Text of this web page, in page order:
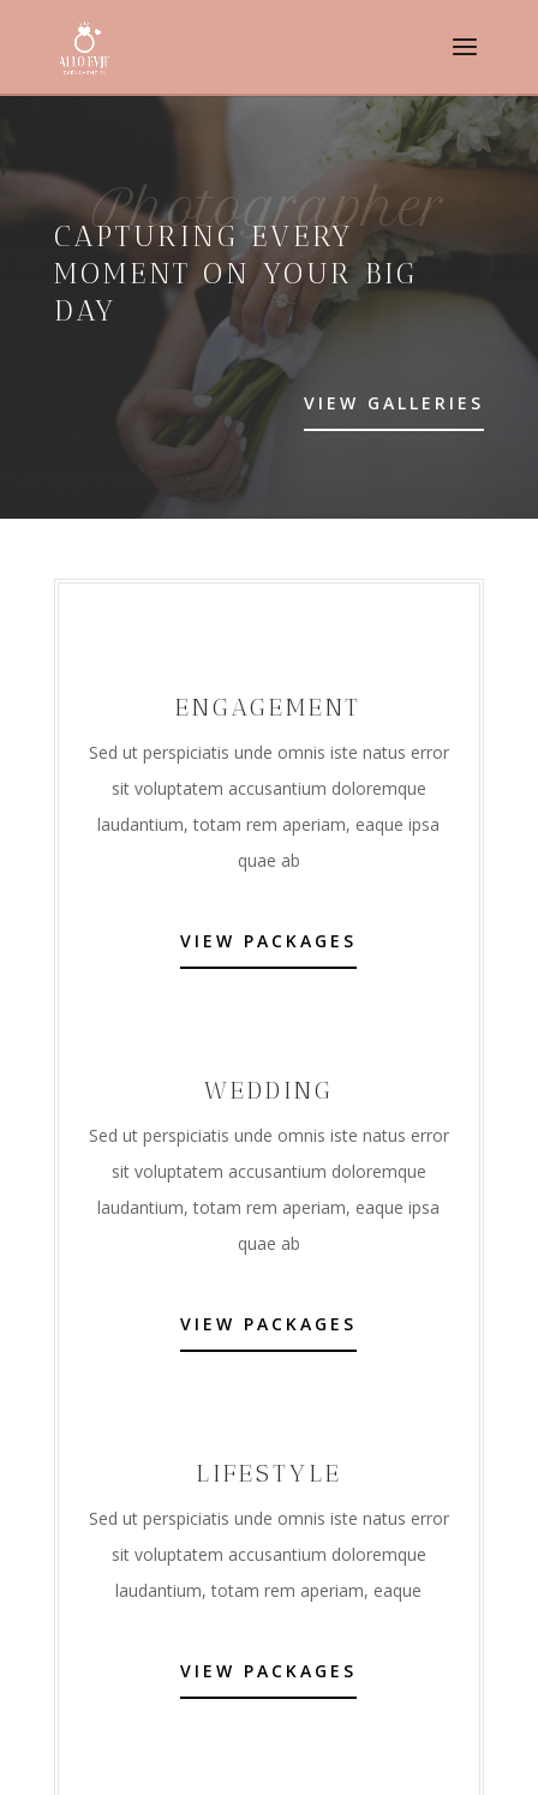
Photographer
CAPTURING EVERY
MOMENT ON YOUR BIG
DAY
VIEW GALLERIES
ENGAGEMENT
Sed ut perspiciatis unde omnis iste natus error
sit voluptatem accusantium doloremque
laudantium, totam rem aperiam, eaque ipsa
quae ab
VIEW PACKAGES
WEDDING
Sed ut perspiciatis unde omnis iste natus error
sit voluptatem accusantium doloremque
laudantium, totam rem aperiam, eaque ipsa
quae ab
VIEW PACKAGES
LIFESTYLE
Sed ut perspiciatis unde omnis iste natus error
sit voluptatem accusantium doloremque
laudantium, totam rem aperiam, eaque
VIEW PACKAGES